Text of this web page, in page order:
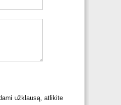
užklausą, atlikite